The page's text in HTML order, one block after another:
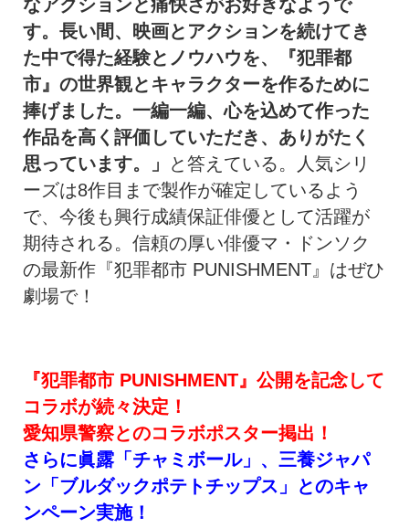
なアクションと痛快さがお好きなようで
す。長い間、映画とアクションを続けてき
た中で得た経験とノウハウを、『犯罪都
市』の世界観とキャラクターを作るために
捧げました。一編一編、心を込めて作った
作品を高く評価していただき、ありがたく
思っています。」
と答えている。人気シリ
ーズは8作目まで製作が確定しているよう
で、今後も興行成績保証俳優として活躍が
期待される。信頼の厚い俳優マ・ドンソク
の最新作『犯罪都市 PUNISHMENT』はぜひ
劇場で！
『犯罪都市 PUNISHMENT』公開を記念して
コラボが続々決定！
愛知県警察とのコラボポスター掲出！
さらに眞露「チャミボール」、三養ジャパ
ン「ブルダックポテトチップス」とのキャ
ンペーン実施！